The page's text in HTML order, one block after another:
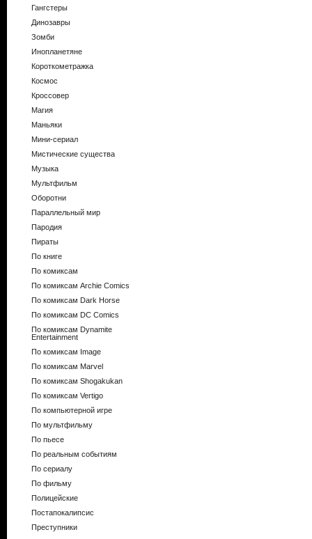
Гангстеры
Динозавры
Зомби
Инопланетяне
Короткометражка
Космос
Кроссовер
Магия
Маньяки
Мини-сериал
Мистические существа
Музыка
Мультфильм
Оборотни
Параллельный мир
Пародия
Пираты
По книге
По комиксам
По комиксам Archie Comics
По комиксам Dark Horse
По комиксам DC Comics
По комиксам Dynamite
Entertainment
По комиксам Image
По комиксам Marvel
По комиксам Shogakukan
По комиксам Vertigo
По компьютерной игре
По мультфильму
По пьесе
По реальным событиям
По сериалу
По фильму
Полицейские
Постапокалипсис
Преступники